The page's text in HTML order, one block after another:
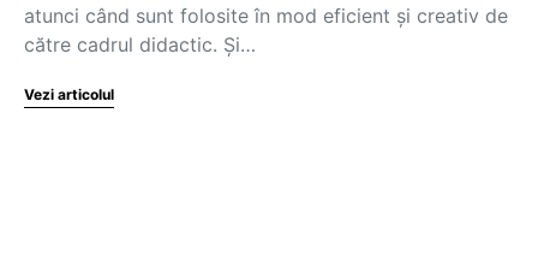
atunci când sunt folosite în mod eficient și creativ de
către cadrul didactic. Și…
Vezi articolul